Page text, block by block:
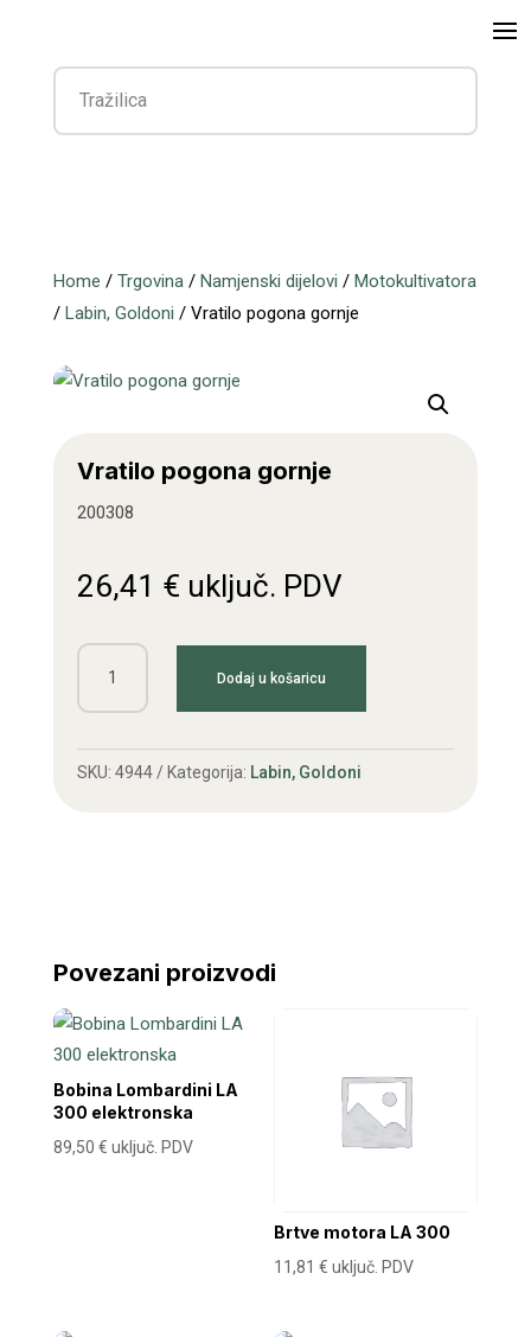
Home / Trgovina/ Namjenski dijelovi / Motokultivatora
/ Labin, Goldoni / Vratilo pogona gornje
Vratilo pogona gornje
200308
26,41 € uključ. PDV
Vratilo
pogona
količina
Dodaj u košaricu
SKU: 4944 Kategorija: Labin, Goldoni
Povezani proizvodi
Bobina Lombardini LA
300 elektronska
89,50 € uključ. PDV
Brtve motora LA 300
11,81€ uključ. PDV